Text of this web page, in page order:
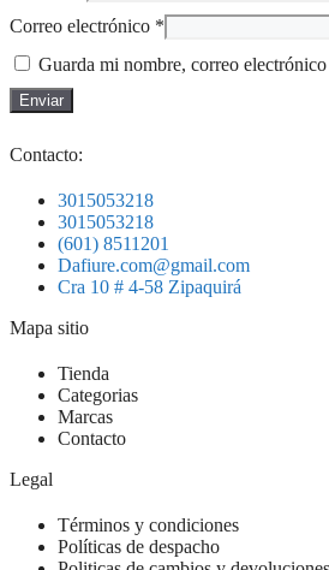
Correo electrónico *
Guarda mi nombre, correo
Contacto:
3015053218
3015053218
(601) 8511201
Dafiure.com@gmail.com
Cra 10 # 4-58 Zipaquirá
Mapa sitio
Tienda
Categorias
Marcas
Contacto
Legal
Términos y condiciones
Políticas de despacho